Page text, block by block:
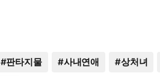
#판타지물 #사내연애 #상처녀